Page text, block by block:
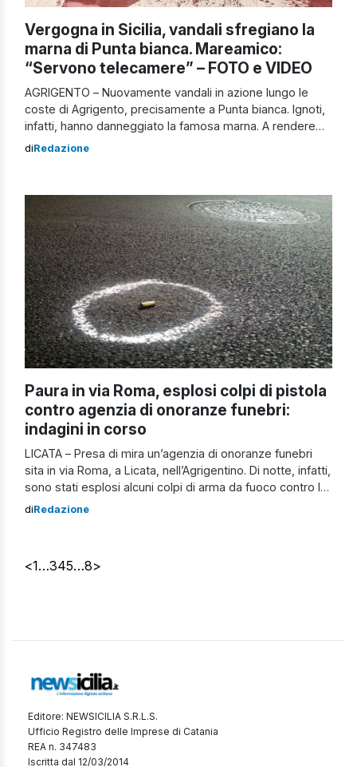
Vergogna in Sicilia, vandali sfregiano la
marna di Punta bianca. Mareamico:
“Servono telecamere” – FOTO e VIDEO
AGRIGENTO – Nuovamente vandali in azione lungo le
coste di Agrigento, precisamente a Punta bianca. Ignoti,
infatti, hanno danneggiato la famosa marna. A rendere
noto l’accaduto è l’associazione ambientalista
Questa stupenda area, che da anni aspetta il
riconoscimento ufficiale […]
diRedazione
Paura in via Roma, esplosi colpi di pistola
contro agenzia di onoranze funebri:
indagini in corso
LICATA – Presa di mira un’agenzia di onoranze funebri
sita in via Roma, a Licata, nell’Agrigentino. Di notte, infatti,
sono stati esplosi alcuni colpi di arma da fuoco contro la
saracinesca. Il proprietario si sarebbe accorto di quanto
diRedazione
<1…345…8>
Editore: NEWSICILIA S.R.L.S.
Ufficio Registro delle Imprese di Catania
REA n. 347483
Iscritta dal 12/03/2014